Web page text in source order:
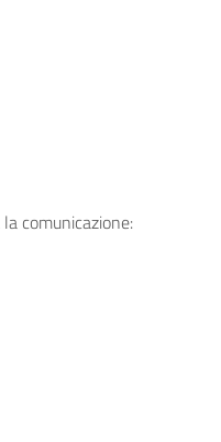
comunicazione: